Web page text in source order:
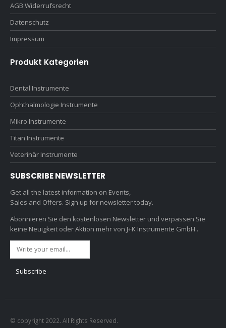
AGB Widerrufsrecht
Datenschutz
Impressum
Produkt Kategorien
Dental Instrumente
Ophthalmologie Instrumente
Mikro Instrumente
Titan Instrumente
Veterinär Instrumente
SUBSCRIBE NEWSLETTER
Get all the latest information on Events,
Sales and Offers. Sign up for newsletter today.
Abonnieren Sie den kostenlosen Newsletter und verpassen Sie
keine Neuigkeit oder Aktion mehr von J+K Instrumente GmbH .
© copyright 2022. All Rights Reserved.